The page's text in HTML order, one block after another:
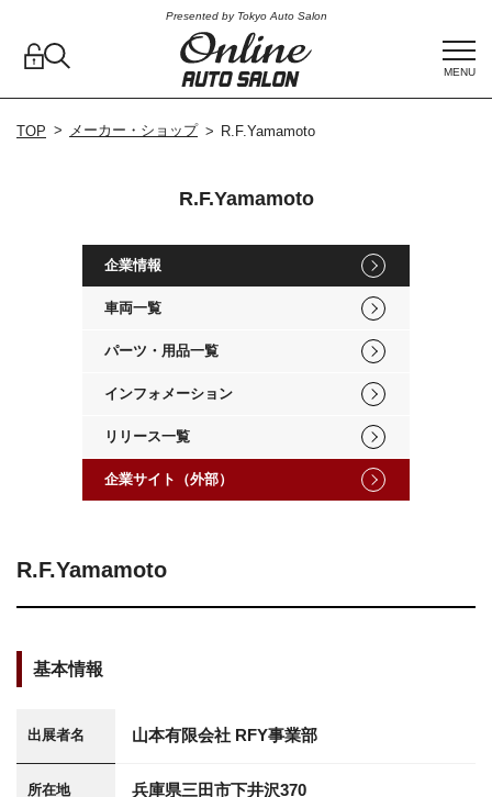
Presented by Tokyo Auto Salon
MENU
TOP メーカー・ショップ R.F.Yamamoto
R.F.Yamamoto
基本情報
出展者名 山本有限会社 RFY事業部
所在地 兵庫県三田市下井沢370
R.F.Yamamoto
企業情報
車両一覧
パーツ・用品一覧
インフォメーション
リリース一覧
企業サイト（外部）